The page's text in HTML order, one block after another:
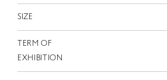
SIZE
TERM OF
EXHIBITION